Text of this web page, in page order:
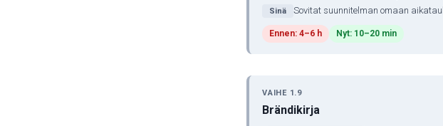
Sinä Sovitat suunnitelman omaan
Ennen: 4–6 h Nyt: 10–20 min
VAIHE 1.9
Brändikirja